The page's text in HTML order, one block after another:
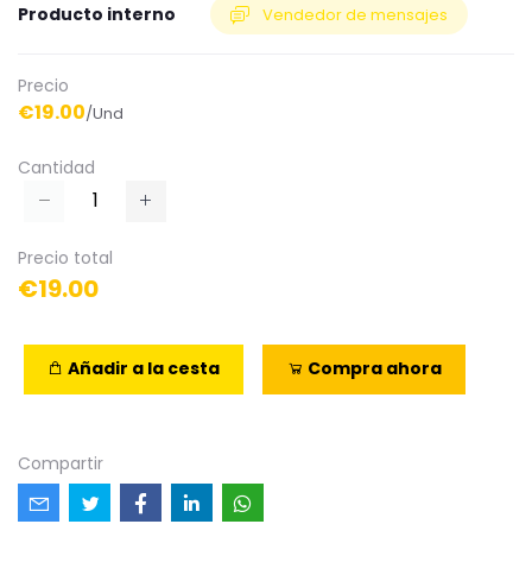
Producto interno Vendedor de mensajes
Precio
€19.00/Und
Cantidad
Precio total
€19.00
Añadir a la cesta Compra ahora
Compartir